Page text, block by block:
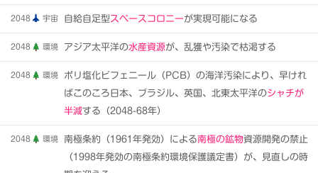
2048 宇宙 自給自足型スペースコロニーが実現可能になる
2048 環境 アジア太平洋の水産資源が、乱獲や汚染で枯渇する
2048 環境
ポリ塩化ビフェニール（PCB）の海洋汚染により、早けれ
ばこのころ日本、ブラジル、英国、北東太平洋のシャチが
半減する（2048-68年）
2048 環境 南極条約（1961年発効）による南極の鉱物資源開発の禁止
（1998年発効の南極条約環境保護議定書）が、見直しの時